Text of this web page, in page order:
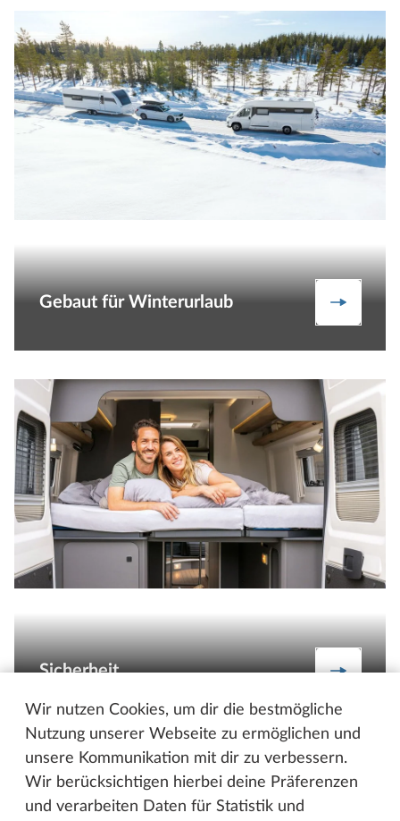
Wir nutzen Cookies, um dir die bestmögliche
Nutzung unserer Webseite zu ermöglichen und
unsere Kommunikation mit dir zu verbessern.
Wir berücksichtigen hierbei deine Präferenzen
und verarbeiten Daten für Statistik und
Gebaut für Winterurlaub Unsere
Sicherheit Mehr zu